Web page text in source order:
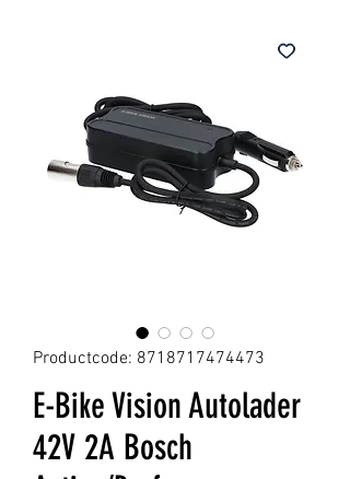
Productcode: 8718717474473
E-Bike Vision Autolader
42V 2A Bosch